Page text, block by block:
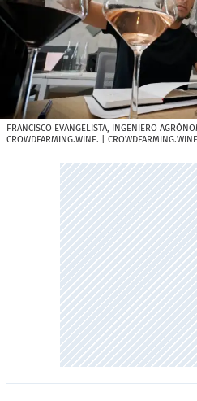
FRANCISCO EVANGELISTA, INGENIERO
CROWDFARMING.WINE. | CROWDFARMING.WINE